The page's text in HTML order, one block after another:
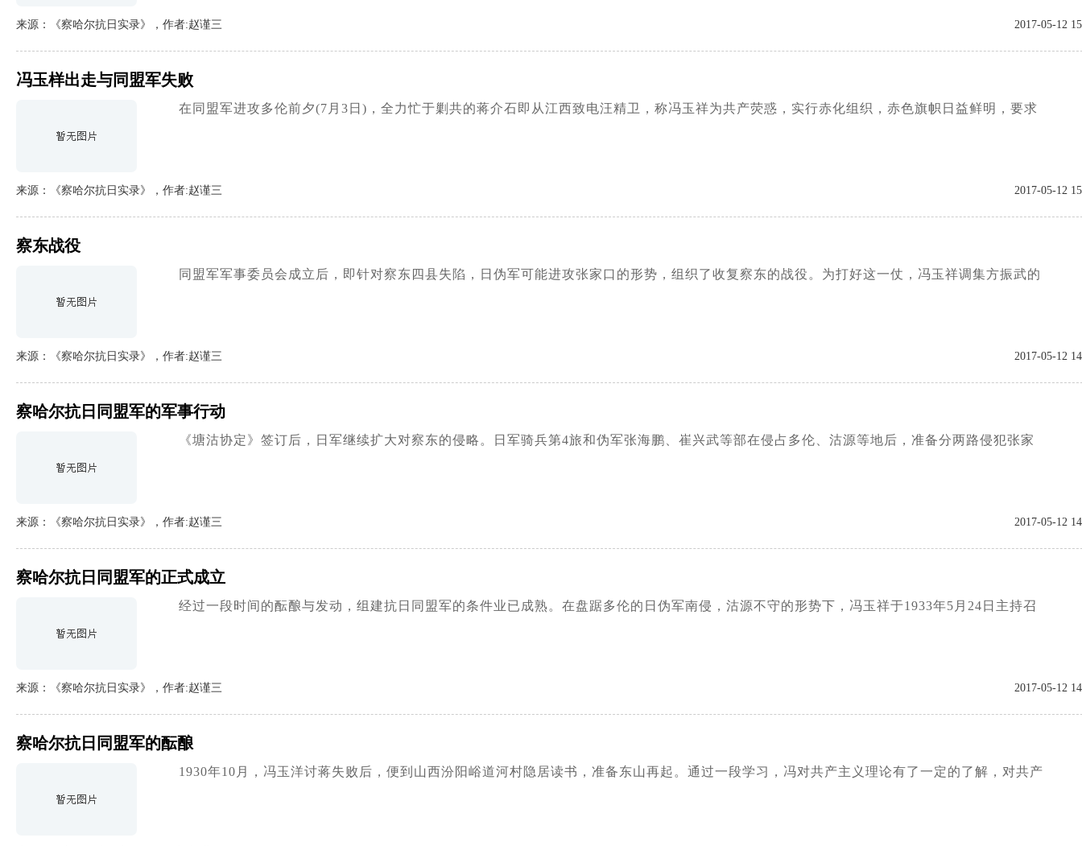
来源：《察哈尔抗日实录》，作者:赵谨三 2017-05-12
冯玉样出走与同盟军失败
在同盟军进攻多伦前夕(7月3日)，全力忙于剿共的蒋介石即从江西致电汪精卫，称冯玉祥为共产荧惑，实行赤化组织，赤色旗帜日益鲜明，要求
来源：《察哈尔抗日实录》，作者:赵谨三 2017-05-12
察东战役
同盟军军事委员会成立后，即针对察东四县失陷，日伪军可能进攻张家口的形势，组织了收复察东的战役。为打好这一仗，冯玉祥调集方振武的
来源：《察哈尔抗日实录》，作者:赵谨三 2017-05-12
察哈尔抗日同盟军的军事行动
《塘沽协定》签订后，日军继续扩大对察东的侵略。日军骑兵第4旅和伪军张海鹏、崔兴武等部在侵占多伦、沽源等地后，准备分两路侵犯张家
来源：《察哈尔抗日实录》，作者:赵谨三 2017-05-12
察哈尔抗日同盟军的正式成立
经过一段时间的酝酿与发动，组建抗日同盟军的条件业已成熟。在盘踞多伦的日伪军南侵，沽源不守的形势下，冯玉祥于1933年5月24日主持召
来源：《察哈尔抗日实录》，作者:赵谨三 2017-05-12
察哈尔抗日同盟军的酝酿
1930年10月，冯玉洋讨蒋失败后，便到山西汾阳峪道河村隐居读书，准备东山再起。通过一段学习，冯对共产主义理论有了一定的了解，对共产